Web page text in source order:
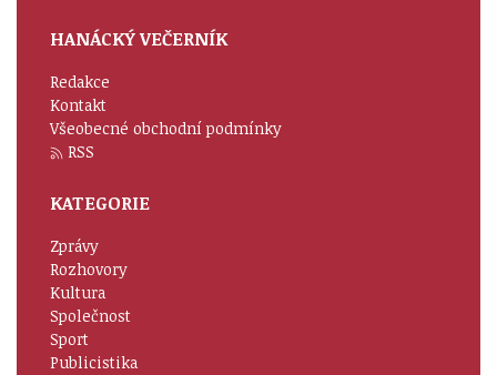
HANÁCKÝ VEČERNÍK
Redakce
Kontakt
Všeobecné obchodní podmínky
RSS
KATEGORIE
Zprávy
Rozhovory
Kultura
Společnost
Sport
Publicistika